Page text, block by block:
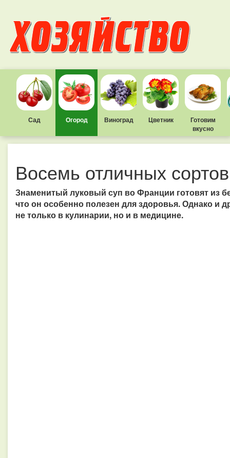
Сад Огород Виноград Цветник
Готовим
вкусно
Восемь отличных
Знаменитый луковый суп во Франции готовят из
что он особенно полезен для здоровья. Однако и
не только в кулинарии, но и в медицине.